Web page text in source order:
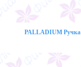
PALLADIUM Ручка